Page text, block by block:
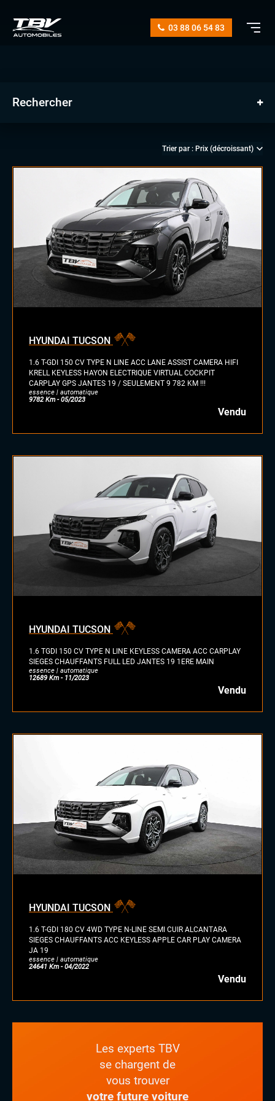
03 88 06 54 83
Rechercher
manuelle
automatique
électrique
GPL
autre
HYUNDAI TUCSON
1.6 T-GDI 150 CV TYPE N LINE ACC LANE ASSIST CAMERA HIFI
KRELL KEYLESS HAYON ELECTRIQUE VIRTUAL COCKPIT
CARPLAY GPS JANTES 19 / SEULEMENT 9 782 KM !!!
essence | automatique
9782 Km - 05/2023
Vendu
HYUNDAI TUCSON
1.6 TGDI 150 CV TYPE N LINE KEYLESS CAMERA ACC CARPLAY
SIEGES CHAUFFANTS FULL LED JANTES 19 1ERE MAIN
essence | automatique
12689 Km - 11/2023
Vendu
HYUNDAI TUCSON
1.6 T-GDI 180 CV 4WD TYPE N-LINE SEMI CUIR ALCANTARA
SIEGES CHAUFFANTS ACC KEYLESS APPLE CAR PLAY CAMERA
JA 19
essence | automatique
24641 Km - 04/2022
Vendu
Les experts TBV
se chargent de
vous trouver
votre future voiture